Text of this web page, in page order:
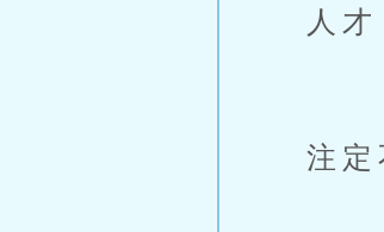
人
如
注定